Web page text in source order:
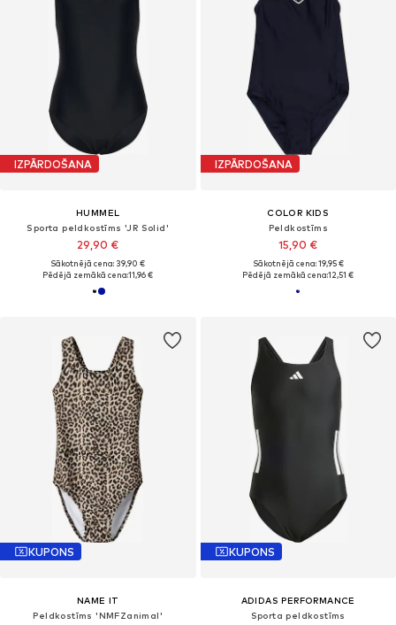
IZPĀRDOŠANA
HUMMEL
Sporta peldkostīms 'JR Solid'
29,90 €
Sākotnējā cena: 39,90 €
Pēdējā zemākā cena:11,96 €
IZPĀRDOŠANA
COLOR KIDS
Peldkostīms
15,90 €
Sākotnējā cena: 19,95 €
Pēdējā zemākā cena:12,51 €
KUPONS
NAME IT
Peldkostīms 'NMFZanimal'
KUPONS
ADIDAS PERFORMANCE
Sporta peldkostīms